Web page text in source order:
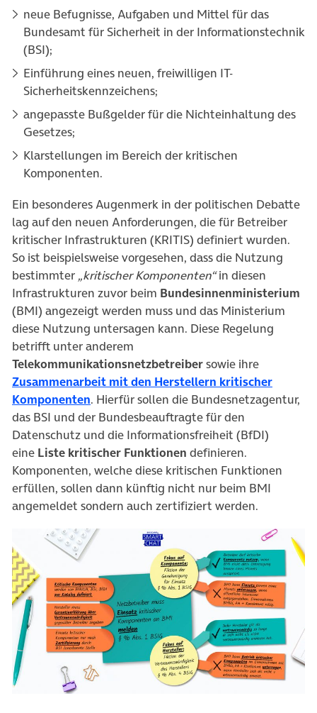
neue Befugnisse, Aufgaben und Mittel für das
Bundesamt für Sicherheit in der Informationstechnik
(BSI);
Einführung eines neuen, freiwilligen IT-
Sicherheitskennzeichens;
angepasste Bußgelder für die Nichteinhaltung des
Gesetzes;
Klarstellungen im Bereich der kritischen
Komponenten.
Ein besonderes Augenmerk in der politischen Debatte
lag auf den neuen Anforderungen, die für Betreiber
kritischer Infrastrukturen (KRITIS) definiert wurden.
So ist beispielsweise vorgesehen, dass die Nutzung
bestimmter „kritischer Komponenten“in diesen
Infrastrukturen zuvor beim Bundesinnenministerium
(BMI) angezeigt werden muss und das Ministerium
diese Nutzung untersagen kann. Diese Regelung
betrifft unter anderem
Telekommunikationsnetzbetreibersowie ihre
Zusammenarbeit mit den Herstellern kritischer
Komponenten(öffnet in neuem Tab)
. Hierfür sollen die Bundesnetzagentur,
das BSI und der Bundesbeauftragte für den
Datenschutz und die Informationsfreiheit (BfDI)
eine Liste kritischer Funktionen definieren.
Komponenten, welche diese kritischen Funktionen
erfüllen, sollen dann künftig nicht nur beim BMI
angemeldet sondern auch zertifiziert werden.